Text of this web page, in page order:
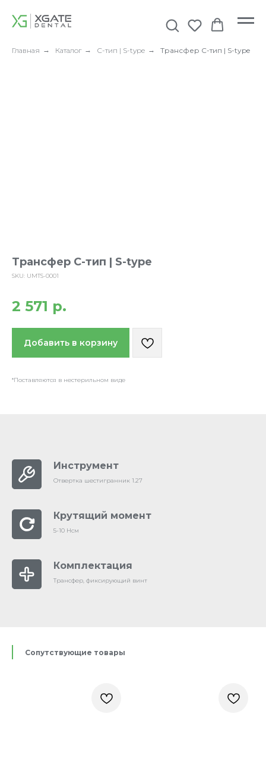
Главная → Каталог → С-тип | S-type → Трансфер С-тип | S-type
Трансфер С-тип | S-type
SKU: UMTS-0001
2 571 р.
Добавить в корзину
*Поставляются в нестерильном виде
Инструмент
Отвертка шестигранник 1.27
Крутящий момент
5-10 Нсм
Комплектация
Трансфер, фиксирующий винт
Сопутствующие товары